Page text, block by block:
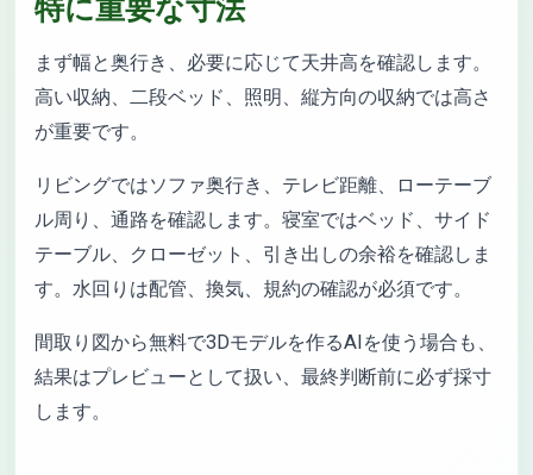
特に重要な寸法
まず幅と奥行き、必要に応じて天井高を確認します。
高い収納、二段ベッド、照明、縦方向の収納では高さ
が重要です。
リビングではソファ奥行き、テレビ距離、ローテーブ
ル周り、通路を確認します。寝室ではベッド、サイド
テーブル、クローゼット、引き出しの余裕を確認しま
す。水回りは配管、換気、規約の確認が必須です。
間取り図から無料で3Dモデルを作るAIを使う場合も、
結果はプレビューとして扱い、最終判断前に必ず採寸
します。